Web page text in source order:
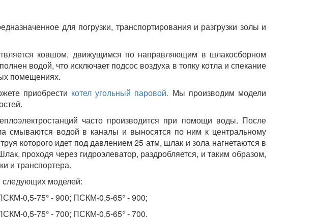
для погрузки, транспортирования и разгрузки золы и
ковшом, движущимся по направляющим в шлакосборном
водой, что исключает подсос воздуха в топку котла и спекание
помещениях.
приобрести котел угольный паровой. Мы производим модели
часто производится при помощи воды. После
смываются водой в каналы и выносятся по ним к центральному
которого идет под давлением 25 атм, шлак и зола нагнетаются в
проходя через гидроэлеватор, раздробляется, и таким образом,
и транспортера.
моделей:
0,5-75° - 900; ПСКМ-0,5-65° - 900;
0,5-75° - 700; ПСКМ-0,5-65° - 700.